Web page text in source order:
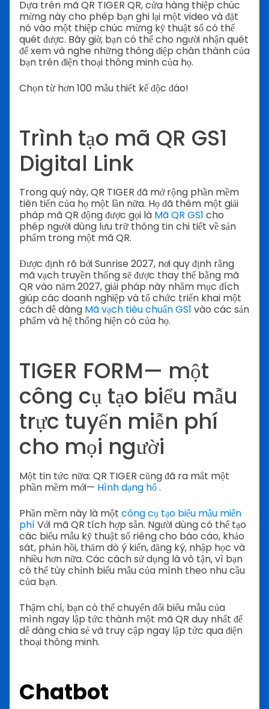
Dựa trên mã QR TIGER QR, cửa hàng thiệp chúc
mừng này cho phép bạn ghi lại một video và đặt
nó vào một thiệp chúc mừng kỹ thuật số có thể
quét được. Bây giờ, bạn có thể cho người nhận quét
để xem và nghe những thông điệp chân thành của
bạn trên điện thoại thông minh của họ.
Chọn từ hơn 100 mẫu thiết kế độc đáo!
Trình tạo mã QR GS1
Digital Link
Trong quý này, QR TIGER đã mở rộng phần mềm
tiên tiến của họ một lần nữa. Họ đã thêm một giải
pháp mã QR động được gọi là Mã QR GS1 cho
phép người dùng lưu trữ thông tin chi tiết về sản
phẩm trong một mã QR.
Được định rõ bởi Sunrise 2027, nơi quy định rằng
mã vạch truyền thống sẽ được thay thế bằng mã
QR vào năm 2027, giải pháp này nhằm mục đích
giúp các doanh nghiệp và tổ chức triển khai một
cách dễ dàng Mã vạch tiêu chuẩn GS1 vào các sản
phẩm và hệ thống hiện có của họ.
TIGER FORM— một
công cụ tạo biểu mẫu
trực tuyến miễn phí
cho mọi người
Một tin tức nữa: QR TIGER cũng đã ra mắt một
phần mềm mới— Hình dạng hổ.
Phần mềm này là một công cụ tạo biểu mẫu miễn
phíVới mã QR tích hợp sẵn. Người dùng có thể tạo
các biểu mẫu kỹ thuật số riêng cho báo cáo, khảo
sát, phản hồi, thăm dò ý kiến, đăng ký, nhập học và
nhiều hơn nữa. Các cách sử dụng là vô tận, vì bạn
có thể tùy chỉnh biểu mẫu của mình theo nhu cầu
của bạn.
Thậm chí, bạn có thể chuyển đổi biểu mẫu của
mình ngay lập tức thành một mã QR duy nhất để
dễ dàng chia sẻ và truy cập ngay lập tức qua điện
thoại thông minh.
Chatbot